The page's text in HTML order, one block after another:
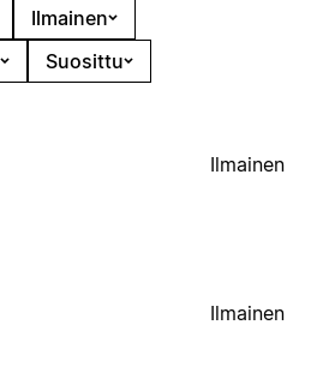
Ilmainen
Suosittu
Ilmainen
Ilmainen